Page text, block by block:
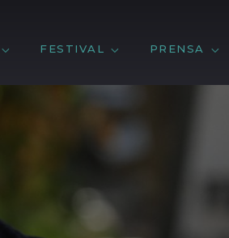
FESTIVAL PRENSA